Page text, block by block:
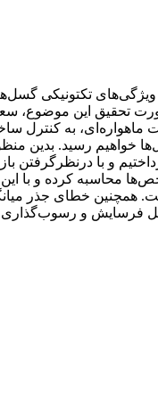
تکتونیکی
تحقیق این موضوع،
به کنترل
رسید. بدین
و با درنظرگرفتن
محاسبه کرده و با